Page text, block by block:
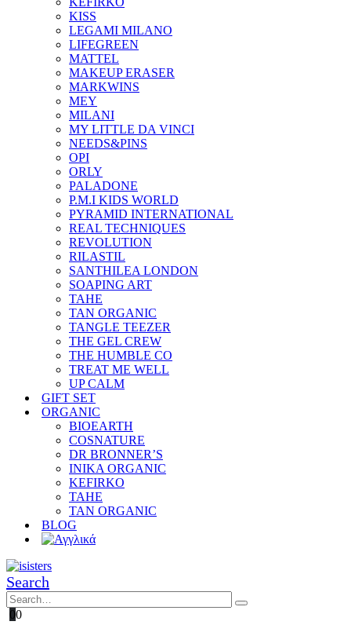
KISS
LEGAMI MILANO
LIFEGREEN
MATTEL
MAKEUP ERASER
MARKWINS
MEY
MILANI
MY LITTLE DA VINCI
NEEDS&PINS
OPI
ORLY
PALADONE
P.M.I KIDS WORLD
PYRAMID INTERNATIONAL
REAL TECHNIQUES
REVOLUTION
RILASTIL
SANTHILEA LONDON
SOAPING ART
TAHE
TAN ORGANIC
TANGLE TEEZER
THE GEL CREW
THE HUMBLE CO
TREAT ME WELL
UP CALM
GIFT SET
ORGANIC
BIOEARTH
COSNATURE
DR BRONNER’S
INIKA ORGANIC
KEFIRKO
TAHE
TAN ORGANIC
BLOG
Search
00